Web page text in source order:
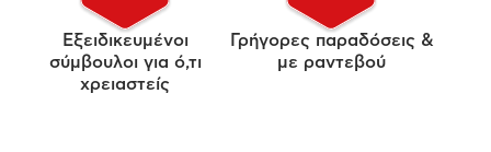
Εξειδικευμένοι
σύμβουλοι για ό,τι
χρειαστείς
Γρήγορες παραδόσεις &
με ραντεβού